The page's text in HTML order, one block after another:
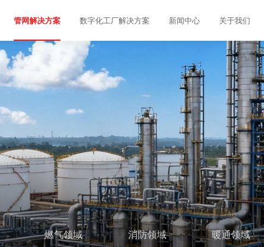
管网解决方案 数字化工厂解决方案 新闻中心 关于我们
燃气领域 消防领域 暖通领域